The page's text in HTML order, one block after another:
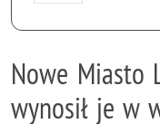
Nowe Miasto
wynosił je w